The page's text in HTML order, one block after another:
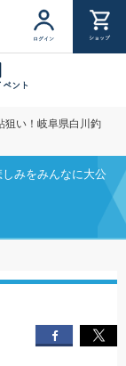
ログイン ショップ
ント
狙い！岐阜県白川釣
みをみんなに大公